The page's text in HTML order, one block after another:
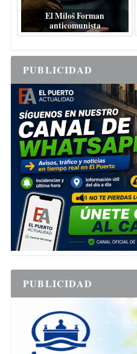
El Miloš Forman
anticomunista
PUBLICIDAD
PUBLICIDAD